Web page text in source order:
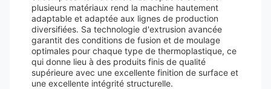
plusieurs matériaux rend la machine hautement
adaptable et adaptée aux lignes de production
diversifiées. Sa technologie d'extrusion avancée
garantit des conditions de fusion et de moulage
optimales pour chaque type de thermoplastique, ce
qui donne lieu à des produits finis de qualité
supérieure avec une excellente finition de surface et
une excellente intégrité structurelle.